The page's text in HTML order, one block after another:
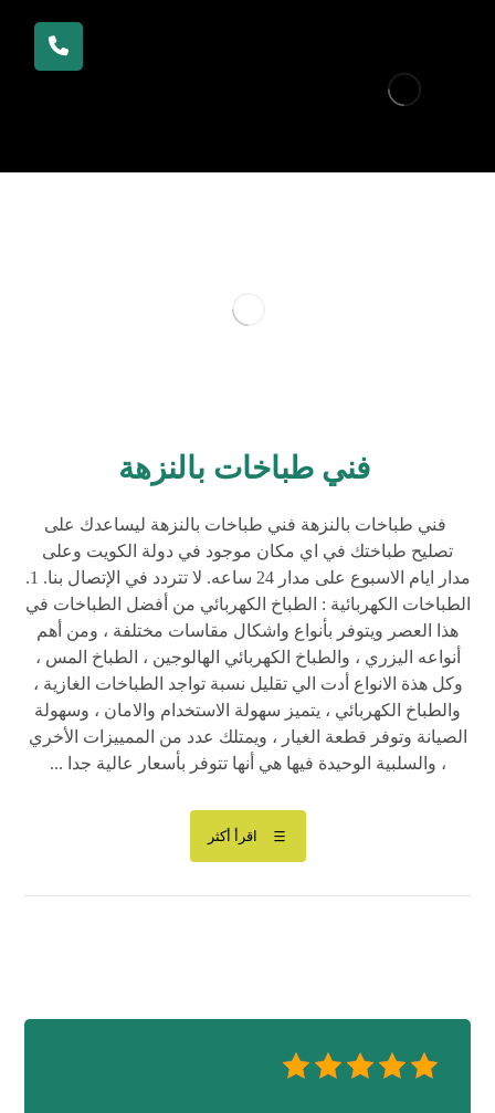
فني طباخات بالنزهة
فني طباخات بالنزهة فني طباخات بالنزهة ليساعدك على
تصليح طباختك في اي مكان موجود في دولة الكويت وعلى
مدار ايام الاسبوع على مدار 24 ساعه. لا تتردد في الإتصال بنا. 1.
الطباخات الكهربائية : الطباخ الكهربائي من أفضل الطباخات في
هذا العصر ويتوفر بأنواع واشكال مقاسات مختلفة ، ومن أهم
أنواعه اليزري ، والطباخ الكهربائي الهالوجين ، الطباخ المس ،
وكل هذة الانواع أدت الي تقليل نسبة تواجد الطباخات الغازية ،
والطباخ الكهربائي ، يتميز سهولة الاستخدام والامان ، وسهولة
الصيانة وتوفر قطعة الغيار ، ويمتلك عدد من الممييزات الأخري
، والسلبية الوحيدة فيها هي أنها تتوفر بأسعار عالية جدا ...
اقرأ أكثر